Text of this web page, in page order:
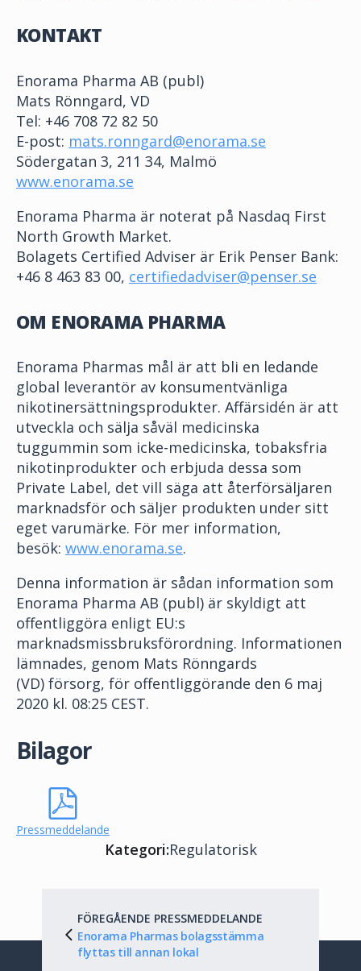
KONTAKT
Enorama Pharma AB (publ)
Mats Rönngard, VD
Tel: +46 708 72 82 50
E-post: mats.ronngard@enorama.se
Södergatan 3, 211 34, Malmö
www.enorama.se
Enorama Pharma är noterat på Nasdaq First
North Growth Market.
Bolagets Certified Adviser är Erik Penser Bank:
+46 8 463 83 00, certifiedadviser@penser.se
OM ENORAMA PHARMA
Enorama Pharmas mål är att bli en ledande
global leverantör av konsumentvänliga
nikotinersättningsprodukter. Affärsidén är att
utveckla och sälja såväl medicinska
tuggummin som icke-medicinska, tobaksfria
nikotinprodukter och erbjuda dessa som
Private Label, det vill säga att återförsäljaren
marknadsför och säljer produkten under sitt
eget varumärke. För mer information,
besök: www.enorama.se.
Denna information är sådan information som
Enorama Pharma AB (publ) är skyldigt att
offentliggöra enligt EU:s
marknadsmissbruksförordning. Informationen
lämnades, genom Mats Rönngards
(VD) försorg, för offentliggörande den 6 maj
2020 kl. 08:25 CEST.
Bilagor
Pressmeddelande
Kategori:Regulatorisk
FÖREGÅENDE PRESSMEDDELANDE
Enorama Pharmas bolagsstämma
flyttas till annan lokal